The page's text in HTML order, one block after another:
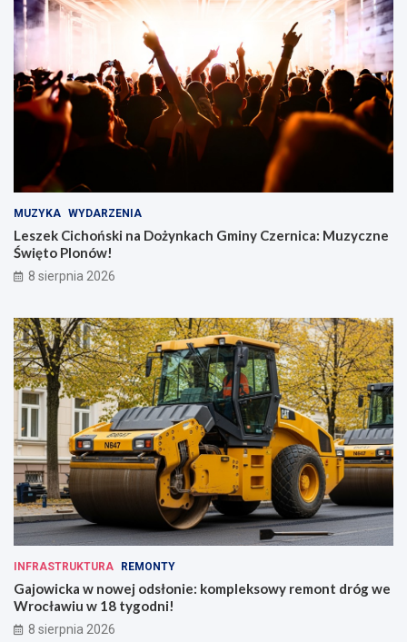
MUZYKA WYDARZENIA
Leszek Cichoński na Dożynkach Gminy Czernica: Muzyczne
Święto Plonów!
8 sierpnia 2026
INFRASTRUKTURA REMONTY
Gajowicka w nowej odsłonie: kompleksowy remont dróg we
Wrocławiu w 18 tygodni!
8 sierpnia 2026